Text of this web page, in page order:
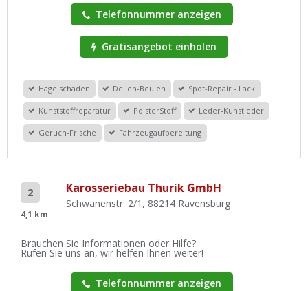
Telefonnummer anzeigen
Gratisangebot einholen
Hagelschaden Dellen-Beulen Spot-Repair - Lack
Kunststoffreparatur PolsterStoff Leder-Kunstleder
Geruch-Frische Fahrzeugaufbereitung
2
4,1 km
Karosseriebau Thurik GmbH
Schwanenstr. 2/1, 88214 Ravensburg
Brauchen Sie Informationen oder Hilfe?
Rufen Sie uns an, wir helfen Ihnen weiter!
Telefonnummer anzeigen